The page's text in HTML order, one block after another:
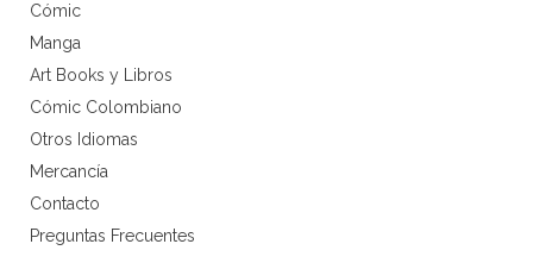
Cómic
Manga
Art Books y Libros
Cómic Colombiano
Otros Idiomas
Mercancía
Contacto
Preguntas Frecuentes